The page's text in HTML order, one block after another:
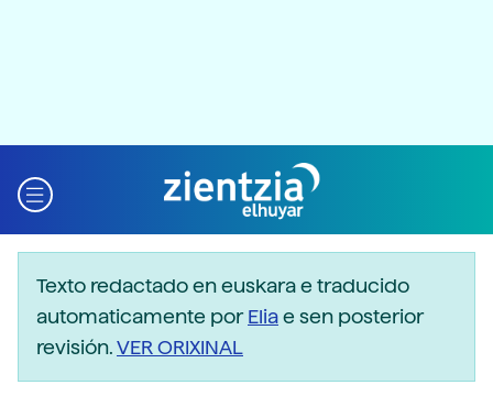
Texto redactado en euskara e traducido
automaticamente porEliae sen posterior
revisión.VER ORIXINAL